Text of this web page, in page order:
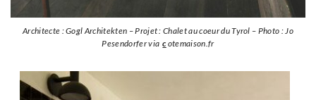
Architecte : Gogl Architekten – Projet : Chalet au coeur du Tyrol – Photo : Jo
Pesendorfer via c otemaison.fr